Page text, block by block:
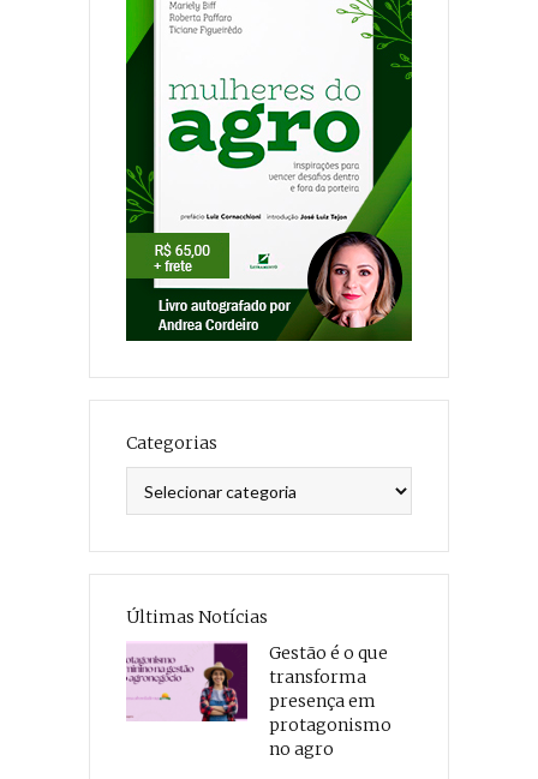
Categorias
Últimas Notícias
Gestão é o que
transforma
presença em
protagonismo
no agro